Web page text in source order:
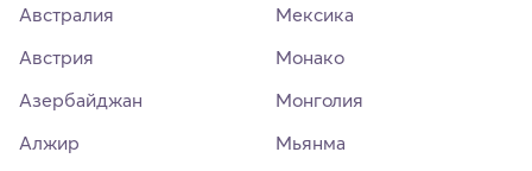
Австралия
Австрия
Азербайджан
Алжир
Мексика
Монако
Монголия
Мьянма